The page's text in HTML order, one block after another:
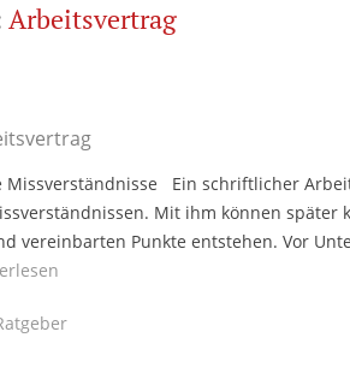
Arbeitsvertrag
Missverständnisse Ein schriftlicher
Mit ihm können später
vereinbarten Punkte entstehen. Vor